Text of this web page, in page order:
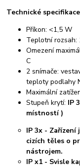
Technické
Příkon: <1,5 W
Teplotní rozsah:
Omezení
C
2 snímače:
teploty podlahy
Maximální
Stupeň krytí: IP
místností )
IP 3x - Zařízení
cizích těles o
nástrojem.
IP x1 -